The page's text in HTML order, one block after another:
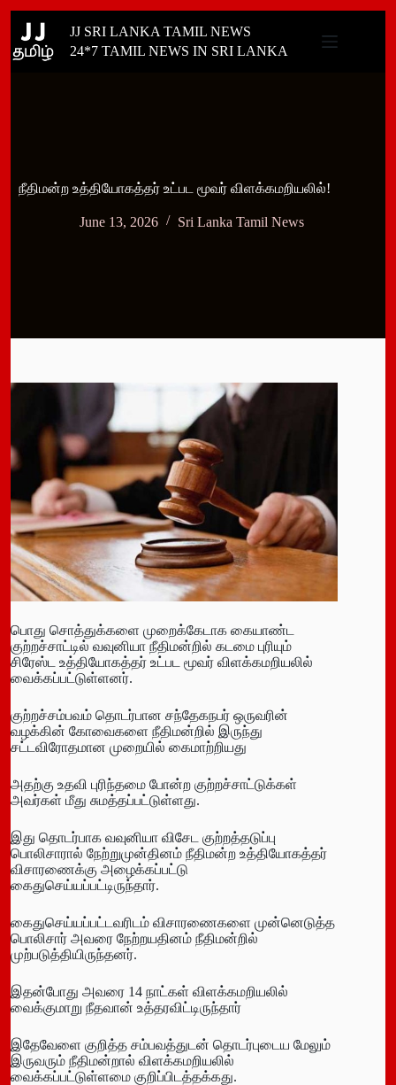
content
JJ SRI LANKA TAMIL NEWS
24*7 TAMIL NEWS IN SRI LANKA
நீதிமன்ற உத்தியோகத்தர் உட்பட மூவர் விளக்கமறியலில்!
June 13, 2026 Sri Lanka Tamil News
பொது சொத்துக்களை முறைக்கேடாக கையாண்ட
குற்றச்சாட்டில் வவுனியா நீதிமன்றில் கடமை புரியும்
சிரேஸ்ட உத்தியோகத்தர் உட்பட மூவர் விளக்கமறியலில்
வைக்கப்பட்டுள்ளனர்.
குற்றச்சம்பவம் தொடர்பான சந்தேகநபர் ஒருவரின்
வழக்கின் கோவைகளை நீதிமன்றில் இருந்து
சட்டவிரோதமான முறையில் கைமாற்றியது
அதற்கு உதவி புரிந்தமை போன்ற குற்றச்சாட்டுக்கள்
அவர்கள் மீது சுமத்தப்பட்டுள்ளது.
இது தொடர்பாக வவுனியா விசேட குற்றத்தடுப்பு
பொலிசாரால் நேற்றுமுன்தினம் நீதிமன்ற உத்தியோகத்தர்
விசாரணைக்கு அழைக்கப்பட்டு
கைதுசெய்யப்பட்டிருந்தார்.
கைதுசெய்யப்பட்டவரிடம் விசாரணைகளை முன்னெடுத்த
பொலிசார் அவரை நேற்றயதினம் நீதிமன்றில்
முற்படுத்தியிருந்தனர்.
இதன்போது அவரை 14 நாட்கள் விளக்கமறியலில்
வைக்குமாறு நீதவான் உத்தரவிட்டிருந்தார்
இதேவேளை குறித்த சம்பவத்துடன் தொடர்புடைய மேலும்
இருவரும் நீதிமன்றால் விளக்கமறியலில்
வைக்கப்பட்டுள்ளமை குறிப்பிடத்தக்கது.